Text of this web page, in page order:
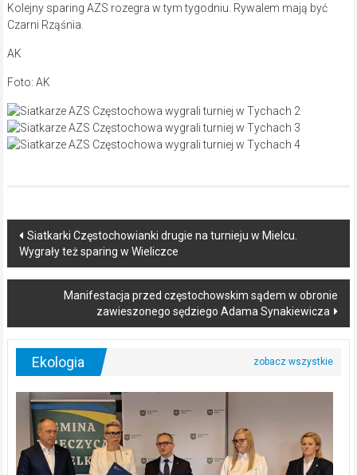
Kolejny sparing AZS rozegra w tym tygodniu. Rywalem mają być
Czarni Rząśnia.
AK
Foto: AK
Post
navigation
Siatkarki Częstochowianki drugie na turnieju w Mielcu.
Wygrały też sparing w Wieliczce
Manifestacja przed częstochowskim sądem w obronie
zawieszonego sędziego Adama Synakiewicza
Ekologia